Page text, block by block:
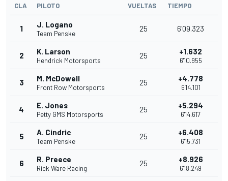
CLA PILOTO VUELTAS TIEMPO
1 J. Logano
Team Penske
25 6'09.323
2 K. Larson
Hendrick Motorsports
25 +1.632
6'10.955
3 M. McDowell
Front Row Motorsports
25 +4.778
6'14.101
4 E. Jones
Petty GMS Motorsports
25 +5.294
6'14.617
5 A. Cindric
Team Penske
25 +6.408
6'15.731
6 R. Preece
Rick Ware Racing
25 +8.926
6'18.249